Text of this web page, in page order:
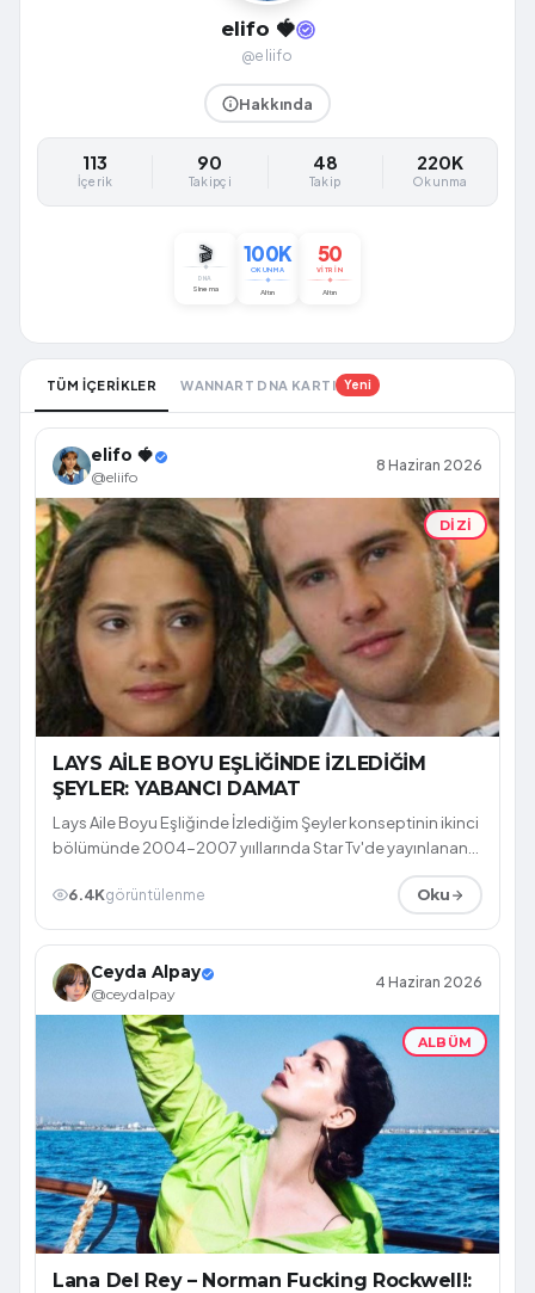
elifo 🍓
@eliifo
Hakkında
113
İçerik
90
Takipçi
48
Takip
220K
Okunma
🎬
DNA
Sinema
100K
OKUNMA
Altın
50
VITRIN
Altın
TÜM İÇERİKLER WANNART DNA KARTI Yeni
elifo 🍓
@eliifo
8 Haziran 2026
DIZI
LAYS AİLE BOYU EŞLİĞİNDE İZLEDİĞİM
ŞEYLER: YABANCI DAMAT
Lays Aile Boyu Eşliğinde İzlediğim Şeyler konseptinin ikinci
bölümünde 2004-2007 yııllarında Star Tv'de yayınlanan
6.4Kgörüntülenme Oku
Ceyda Alpay
@ceydalpay
4 Haziran 2026
ALBÜM
Lana Del Rey – Norman Fucking Rockwell!: